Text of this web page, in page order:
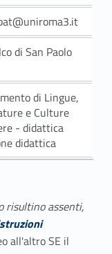
di San Paolo
di Lingue,
e Culture
- didattica
didattica
risultino assenti,
all'altro SE il